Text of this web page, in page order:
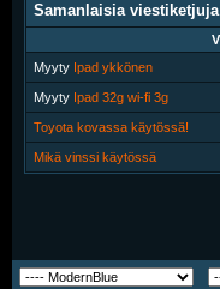
Samanlaisia viestiketjuja
Myyty Ipad ykkönen
Myyty Ipad 32g wi-fi 3g
Toyota kovassa käytössä!
Mikä vinssi käytössä